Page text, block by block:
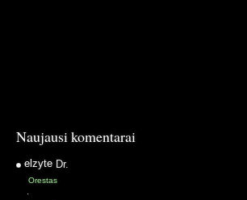
Naujausi komentarai
elzyte Dr.
Orestas
·